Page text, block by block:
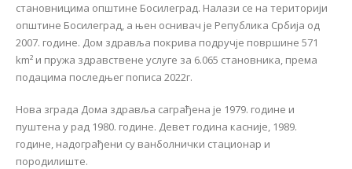
становницима општине Босилеград. Налази се на територији
општине Босилеград, а њен оснивач је Република Србија од
2007. године. Дом здравља покрива подручје површине 571
km² и пружа здравствене услуге за 6.065 становника, према
подацима последњег пописа 2022г.
Нова зграда Дома здравља саграђена је 1979. године и
пуштена у рад 1980. године. Девет година касније, 1989.
године, надограђени су ванболнички стационар и
породилиште.